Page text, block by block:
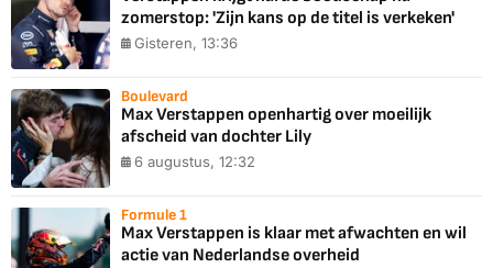
zomerstop: 'Zijn kans op de titel is verkeken'
Gisteren, 13:36
Boulevard
Max Verstappen openhartig over moeilijk
afscheid van dochter Lily
6 augustus, 12:32
Formule 1
Max Verstappen is klaar met afwachten en wil
actie van Nederlandse overheid